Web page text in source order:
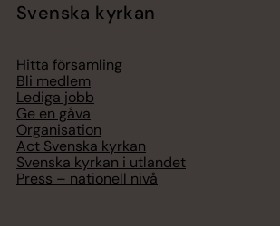
Svenska kyrkan
Hitta församling
Bli medlem
Lediga jobb
Ge en gåva
Organisation
Act Svenska kyrkan
Svenska kyrkan i utlandet
Press – nationell nivå